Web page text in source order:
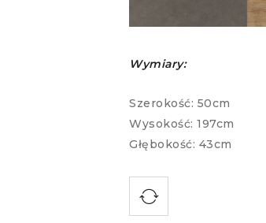
Wymiary:
Szerokość: 50cm
Wysokość: 197cm
Głębokość: 43cm